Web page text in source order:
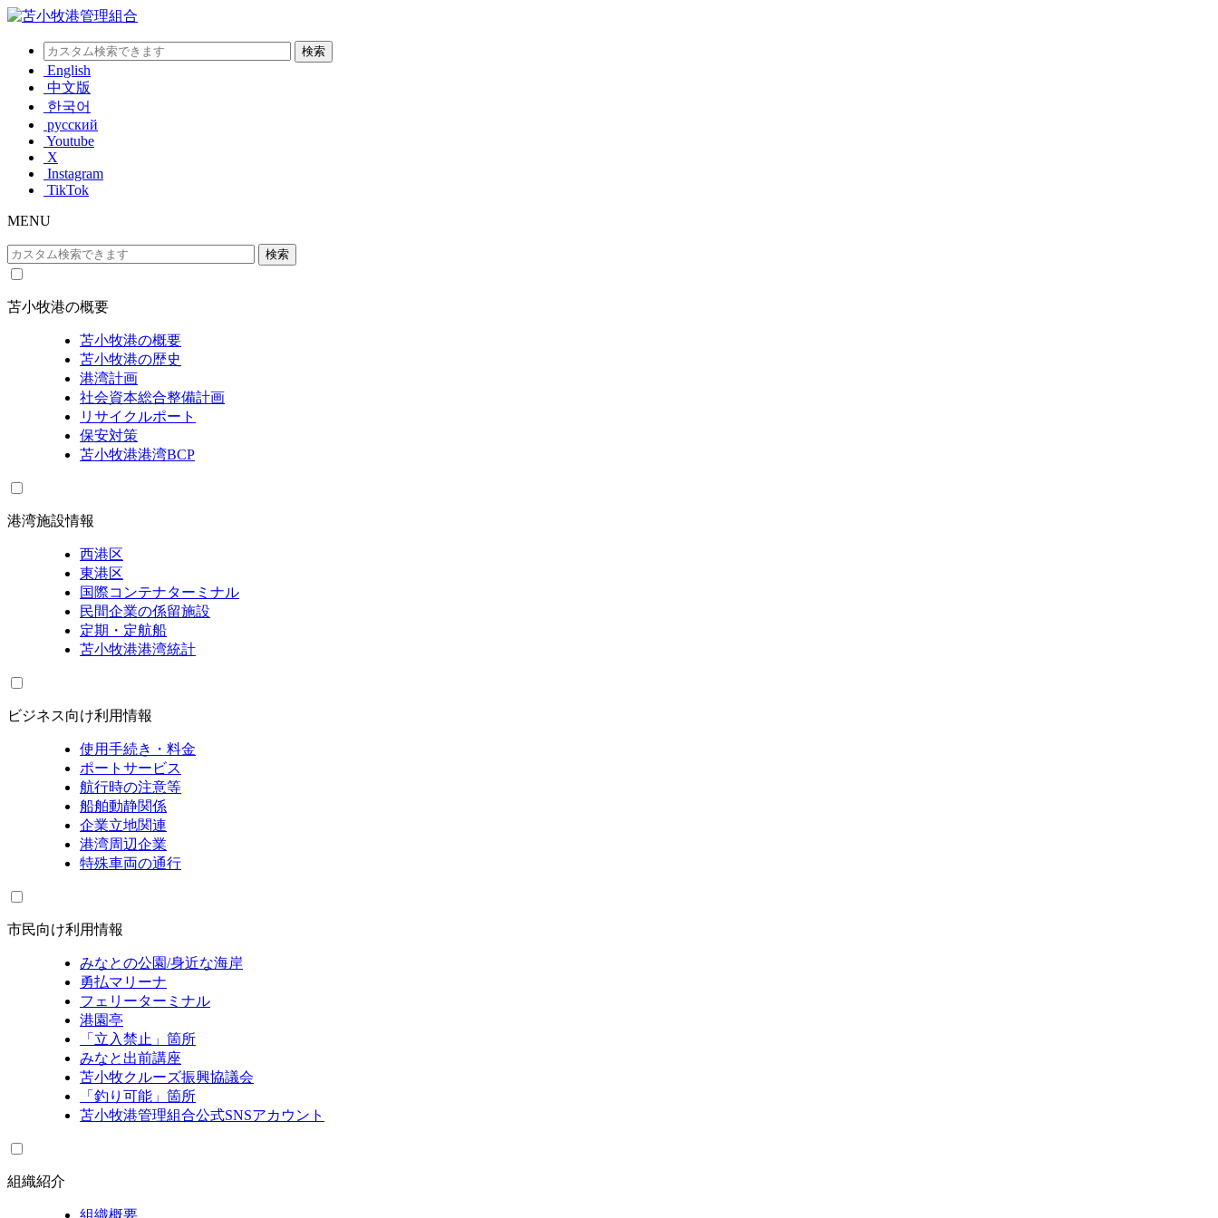
English
中文版
한국어
русский
Youtube
X
Instagram
TikTok
MENU
苫小牧港の概要
苫小牧港の概要
苫小牧港の歴史
港湾計画
社会資本総合整備計画
リサイクルポート
保安対策
苫小牧港港湾BCP
港湾施設情報
西港区
東港区
国際コンテナターミナル
民間企業の係留施設
定期・定航船
苫小牧港港湾統計
ビジネス向け利用情報
使用手続き・料金
ポートサービス
航行時の注意等
船舶動静関係
企業立地関連
港湾周辺企業
特殊車両の通行
市民向け利用情報
みなとの公園/身近な海岸
勇払マリーナ
フェリーターミナル
港園亭
「立入禁止」箇所
みなと出前講座
苫小牧クルーズ振興協議会
「釣り可能」箇所
苫小牧港管理組合公式SNSアカウント
組織紹介
組織概要